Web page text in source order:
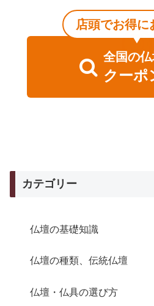
店頭でお得に
全国の仏
クーポ
カテゴリー
仏壇の基礎知識
仏壇の種類、伝統仏壇
仏壇・仏具の選び方